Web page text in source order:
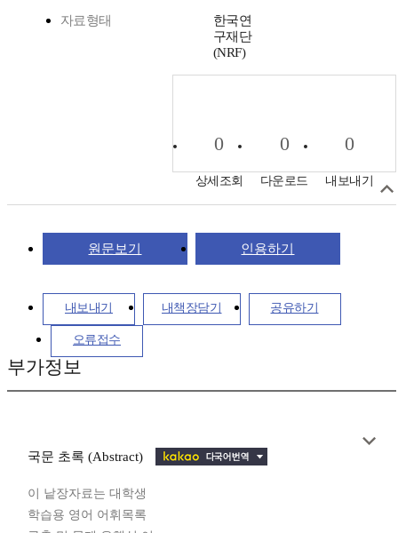
자료형태
한국연
구재단
(NRF)
0
상세조회
0
다운로드
0
내보내기
원문보기 인용하기
내보내기 내책장담기 공유하기
오류접수
부가정보
국문 초록 (Abstract)
이 낱장자료는 대학생
학습용 영어 어휘목록